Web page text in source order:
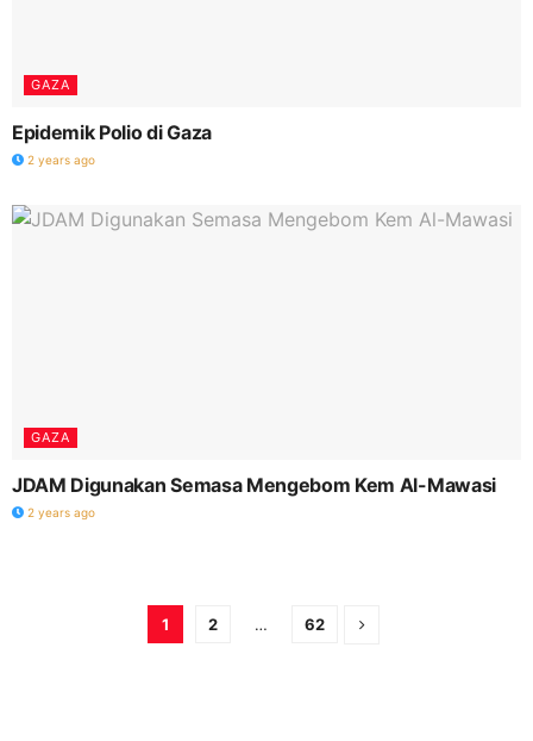
GAZA
Epidemik Polio di Gaza
2 years ago
GAZA
JDAM Digunakan Semasa Mengebom Kem Al-Mawasi
2 years ago
1 2 … 62